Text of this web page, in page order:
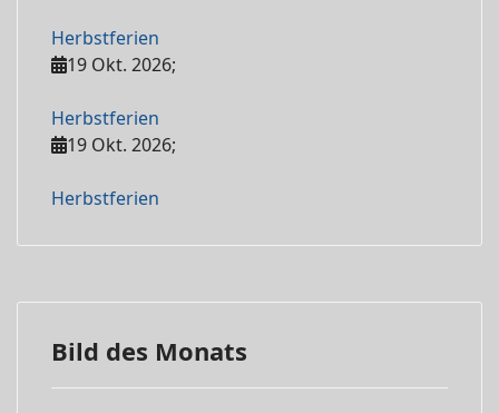
Herbstferien
19 Okt. 2026;
Herbstferien
19 Okt. 2026;
Herbstferien
Bild des Monats